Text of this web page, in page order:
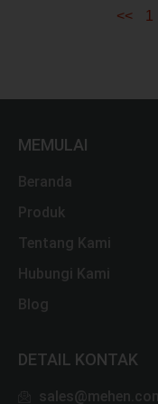
<< 1
MEMULAI
Beranda
Produk
Tentang Kami
Hubungi Kami
Blog
DETAIL KONTAK